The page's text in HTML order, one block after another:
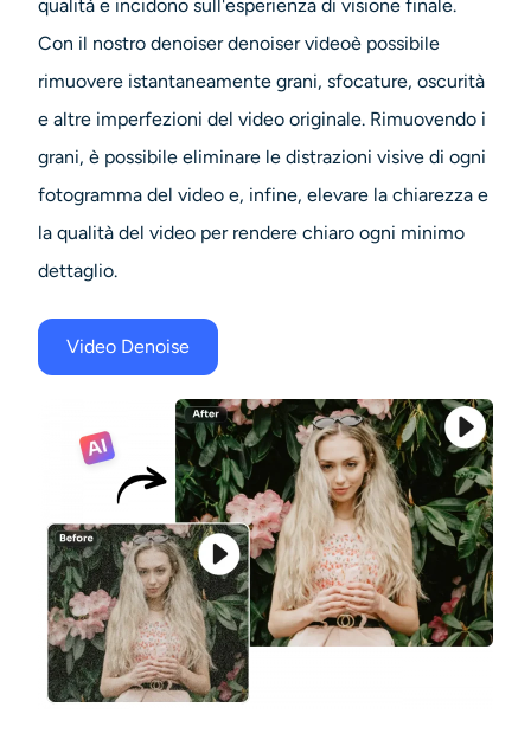
qualità e incidono sull'esperienza di visione finale.
Con il nostro denoiserdenoiser videoè possibile
rimuovere istantaneamente grani, sfocature, oscurità
e altre imperfezioni del video originale. Rimuovendo i
grani, è possibile eliminare le distrazioni visive di ogni
fotogramma del video e, infine, elevare la chiarezza e
la qualità del video per rendere chiaro ogni minimo
dettaglio.
Video Denoise